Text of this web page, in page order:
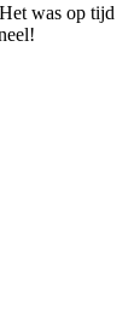
was op tijd